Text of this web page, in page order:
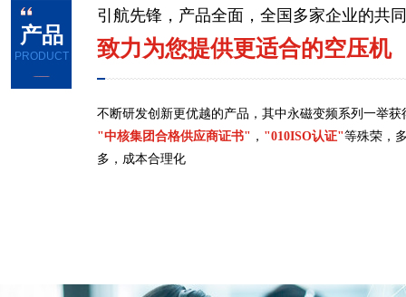
产品
PRODUCT
引航先锋，产品全面，全国多家企业的共
致力为您提供更适合的空压机
不断研发创新更优越的产品，其中永磁变频系列一举获
"中核集团合格供应商证书" ， "010ISO认证"等殊荣，
多，成本合理化